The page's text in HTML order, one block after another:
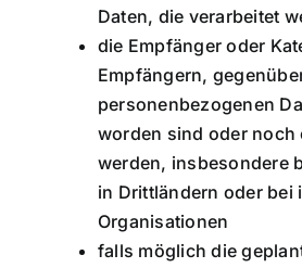
Daten, die verarbeitet
die Empfänger oder
Empfängern,
personenbezogenen
worden sind oder noch
werden, insbesondere
in Drittländern oder bei
Organisationen
falls möglich die